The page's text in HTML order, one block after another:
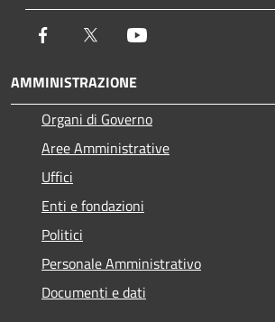
Facebook Twitter
AMMINISTRAZIONE
Organi di Governo
Aree Amministrative
Uffici
Enti e fondazioni
Politici
Personale Amministrativo
Documenti e dati